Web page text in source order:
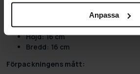
Anpassa
Stålfälgar
Längd: 130 cm
Höjd: 16 cm
Bredd: 16 cm
Förpackningens mått: